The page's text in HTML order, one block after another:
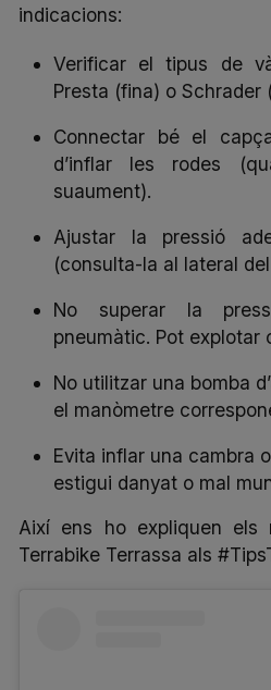
indicacions:
Verificar el tipus de
Presta (fina) o Schrader
Connectar bé el
d’inflar les rodes
suaument).
Ajustar la pressió
(consulta-la al lateral
No superar la
pneumàtic. Pot explotar
No utilitzar una bomba
el manòmetre
Evita inflar una cambra
estigui danyat o mal
Així ens ho expliquen els
Terrabike Terrassa als